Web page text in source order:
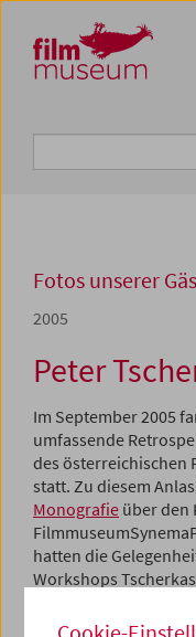
Zum Inhalt
Zum Hauptmenü
Zur Servicenavigation
Zum Suche
Fotos unserer
2005
Peter
Im September 2005
umfassende
des österreichischen
statt. Zu diesem
Monografie über den
hatten die
Workshops
Programm
Cookie-